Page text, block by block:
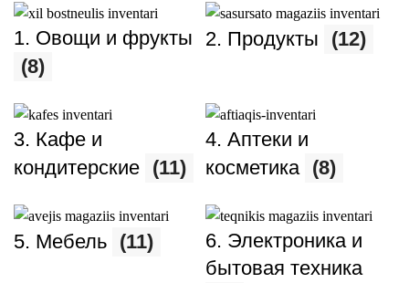
1. Овощи и фрукты
(8)
2. Продукты (12)
3. Кафе и
кондитерские (11)
4. Аптеки и
косметика (8)
5. Мебель (11)
6. Электроника и
бытовая техника